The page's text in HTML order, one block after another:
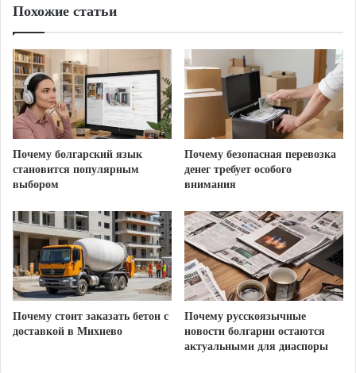
Почему онлайн-гадания
работают?
С точки зрения эзотерики, не имеет значения,
тянете ли вы физическую карту из колоды или
нажимаете на кнопку на экране смартфона. Важна
ваша интенция (намерение) и энергетическая связь
с моментом. Программные алгоритмы
качественных сайтов строятся на глубоких
математических моделях и классических
трактовках древних систем.
Популярные платформы и методы
Похожие статьи
Почему болгарский язык
становится популярным
выбором
Почему безопасная перевозка
денег требует особого
внимания
Почему стоит заказать бетон с
доставкой в Михнево
Почему русскоязычные
новости болгарии остаются
актуальными для диаспоры